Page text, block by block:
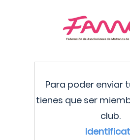
Para poder enviar
tienes que ser
club.